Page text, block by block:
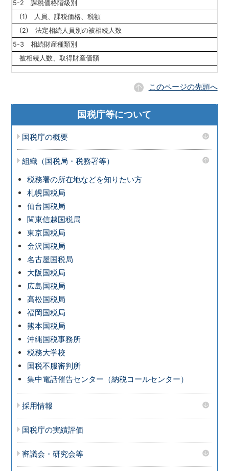
5-2 課税価格階級別
(1) 人員、課税価格、税額
(2) 法定相続人員別の被相続人数
5-3 相続財産種類別
被相続人数、取得財産価額
このページの先頭へ
国税庁等について
国税庁の概要
組織（国税局・税務署等）
税務署の所在地などを知りたい方
札幌国税局
仙台国税局
関東信越国税局
東京国税局
金沢国税局
名古屋国税局
大阪国税局
広島国税局
高松国税局
福岡国税局
熊本国税局
沖縄国税事務所
税務大学校
国税不服審判所
集中電話催告センター（納税コールセンター）
採用情報
国税庁の実績評価
審議会・研究会等